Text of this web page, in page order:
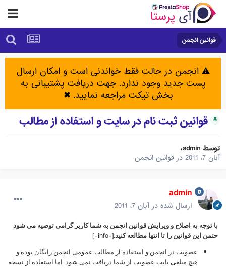
قوانین انجمن
⚠️ انجمن در حالت فقط خواندنی است و امکان ارسال
پست جدید وجود ندارد. جهت دریافت پشتیبانی به
بخش تیکت مراجعه نمایید. ✖
قوانین ثبت نام در سایت و استفاده از مطالب
توسطadmin،
آبان 7، 2011
در قوانین انجمن
admin
ارسال شده در آبان 7، 2011
با توجه به اصلاح و ویرایش قوانین انجمن به شما کاربر گرامی توصیه می شود
حتمن این قوانین را تا انتها مطالعه کنید.[-info-]
عضویت در انجمن و استفاده از مطالب عمومی انجمن رایگان بوده و
هیچ مبلغی بابت عضویت از شما دریافت نمی شود. اما استفاده از نسخه